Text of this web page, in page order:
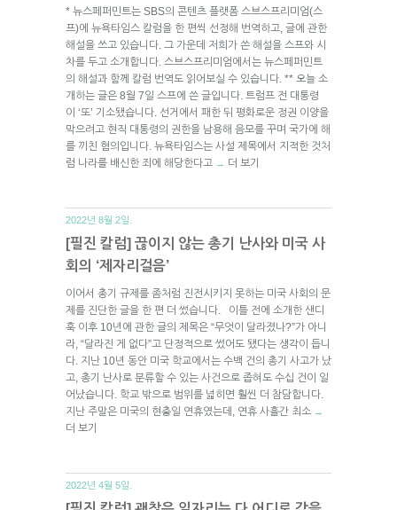
* 뉴스페퍼민트는 SBS의 콘텐츠 플랫폼 스브스프리미엄(스
프)에 뉴욕타임스 칼럼을 한 편씩 선정해 번역하고, 글에 관한
해설을 쓰고 있습니다. 그 가운데 저희가 쓴 해설을 스프와 시
차를 두고 소개합니다. 스브스프리미엄에서는 뉴스페퍼민트
의 해설과 함께 칼럼 번역도 읽어보실 수 있습니다. ** 오늘 소
개하는 글은 8월 7일 스프에 쓴 글입니다. 트럼프 전 대통령
이 ‘또’ 기소됐습니다. 선거에서 패한 뒤 평화로운 정권 이양을
막으려고 현직 대통령의 권한을 남용해 음모를 꾸며 국가에 해
를 끼친 혐의입니다. 뉴욕타임스는 사설 제목에서 지적한 것처
럼 나라를 배신한 죄에 해당한다고 → 더 보기
2022년 8월 2일.
[필진 칼럼] 끊이지 않는 총기 난사와 미국 사
회의 ‘제자리걸음’
이어서 총기 규제를 좀처럼 진전시키지 못하는 미국 사회의 문
제를 진단한 글을 한 편 더 썼습니다. 이틀 전에 소개한 샌디
훅 이후 10년에 관한 글의 제목은 “무엇이 달라졌나?”가 아니
라, “달라진 게 없다”고 단정적으로 썼어도 됐다는 생각이 듭니
다. 지난 10년 동안 미국 학교에서는 수백 건의 총기 사고가 났
고, 총기 난사로 분류할 수 있는 사건으로 좁혀도 수십 건이 일
어났습니다. 학교 밖으로 범위를 넓히면 훨씬 더 참담합니다.
지난 주말은 미국의 현충일 연휴였는데, 연휴 사흘간 최소 →
더 보기
2022년 4월 5일.